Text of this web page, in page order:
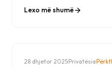
tonë të përzgjedhjes së
Lexo më shumë
28 dhjetor 2025·Privatësia·